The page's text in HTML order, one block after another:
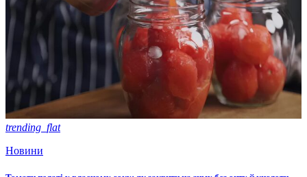
trending_flat
Новини